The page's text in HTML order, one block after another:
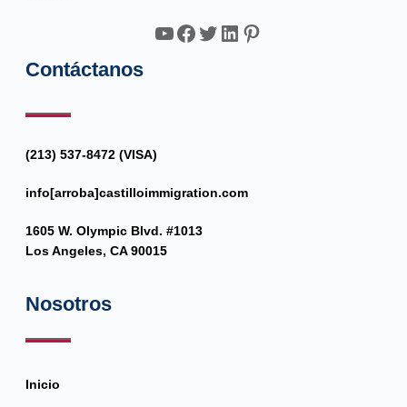
YouTube
Facebook
Twitter
LinkedIn
Pinterest
Contáctanos
(213) 537-8472 (VISA)
info[arroba]castilloimmigration.com
1605 W. Olympic Blvd. #1013
Los Angeles, CA 90015
Nosotros
Inicio